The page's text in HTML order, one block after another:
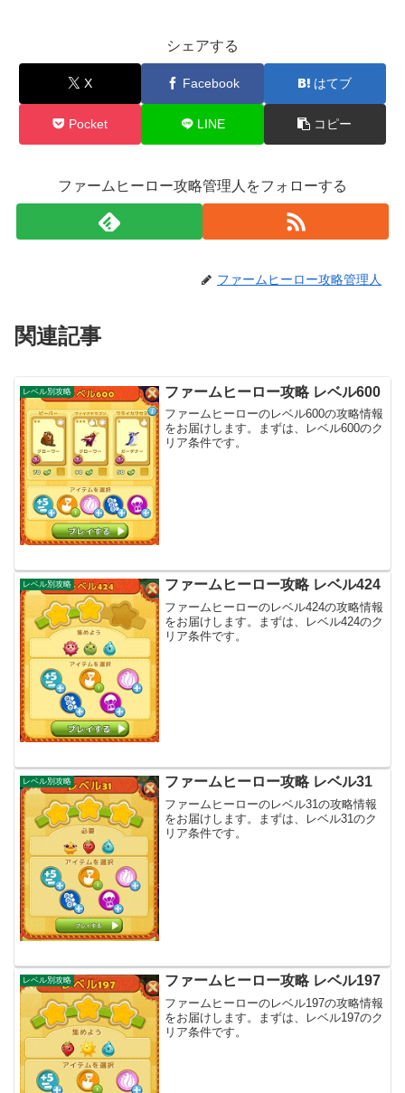
シェアする
X Facebook はてブ
Pocket LINE コピー
ファームヒーロー攻略管理人をフォローする
ファームヒーロー攻略管理人
関連記事
レベル別攻略 ファームヒーロー攻略 レベル600
ファームヒーローのレベル600の攻略情報
をお届けします。まずは、レベル600のク
リア条件です。
レベル別攻略 ファームヒーロー攻略 レベル424
ファームヒーローのレベル424の攻略情報
をお届けします。まずは、レベル424のク
リア条件です。
レベル別攻略 ファームヒーロー攻略 レベル31
ファームヒーローのレベル31の攻略情報
をお届けします。まずは、レベル31のク
リア条件です。
レベル別攻略 ファームヒーロー攻略 レベル197
ファームヒーローのレベル197の攻略情報
をお届けします。まずは、レベル197のク
リア条件です。